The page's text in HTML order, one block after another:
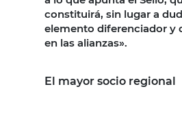
constituirá, sin lugar a
elemento diferenciador y
en las alianzas».
El mayor socio regional